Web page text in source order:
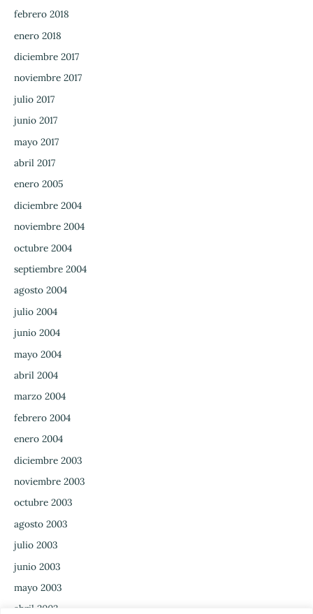
febrero 2018
enero 2018
diciembre 2017
noviembre 2017
julio 2017
junio 2017
mayo 2017
abril 2017
enero 2005
diciembre 2004
noviembre 2004
octubre 2004
septiembre 2004
agosto 2004
julio 2004
junio 2004
mayo 2004
abril 2004
marzo 2004
febrero 2004
enero 2004
diciembre 2003
noviembre 2003
octubre 2003
agosto 2003
julio 2003
junio 2003
mayo 2003
abril 2003